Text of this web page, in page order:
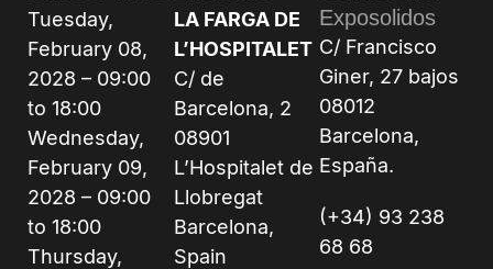
Tuesday,
February 08,
2028 – 09:00
to 18:00
Wednesday,
February 09,
2028 – 09:00
to 18:00
Thursday,
LA FARGA DE
L’HOSPITALET
C/ de
Barcelona, 2
08901
L’Hospitalet de
Llobregat
Barcelona,
Spain
Exposolidos
C/ Francisco
Giner, 27 bajos
08012
Barcelona,
España.
(+34) 93 238
68 68